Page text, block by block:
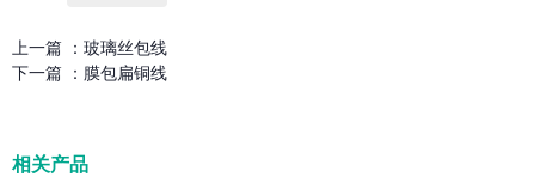
上一篇 ： 玻璃丝包线
下一篇 ： 膜包扁铜线
相关产品